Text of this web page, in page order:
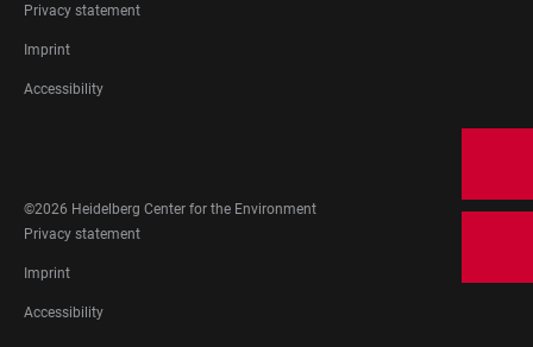
FOOTER
LEGAL
Privacy statement
Imprint
Accessibility
MEDIA
©2026 Heidelberg Center for the Environment
FOOTER
LEGAL
Privacy statement
Imprint
Accessibility